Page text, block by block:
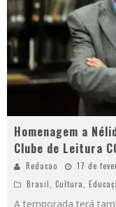
Homenagem a
Clube de Leitura
Redacao
17 de
Brasil
Cultura
A temporada terá